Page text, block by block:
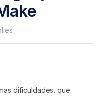
dificuldades, que